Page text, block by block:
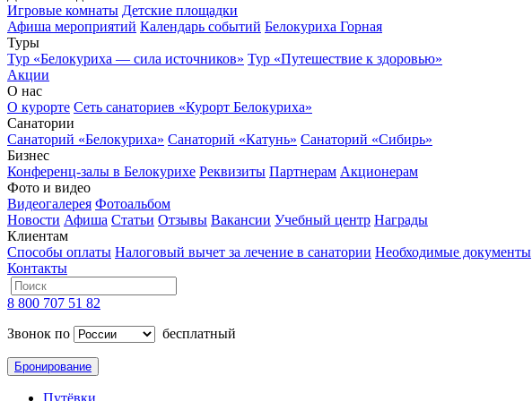
Игровые комнаты Детские площадки
Афиша мероприятий Календарь событий Белокуриха Горная
Туры
Тур «Белокуриха — сила источников» Тур «Путешествие к здоровью»
Акции
О нас
О курорте Сеть санаториев «Курорт Белокуриха»
Санатории
Санаторий «Белокуриха» Санаторий «Катунь» Санаторий «Сибирь»
Бизнес
Конференц-залы в Белокурихе Реквизиты Партнерам Акционерам
Фото и видео
Видеогалерея Фотоальбом
Новости Афиша Статьи Отзывы Вакансии Учебный центр Награды
Клиентам
Способы оплаты Налоговый вычет за лечение в санатории Необходимые документы
Контакты
8 800 707 51 82
Звонок по
бесплатный
Бронирование
Путёвки